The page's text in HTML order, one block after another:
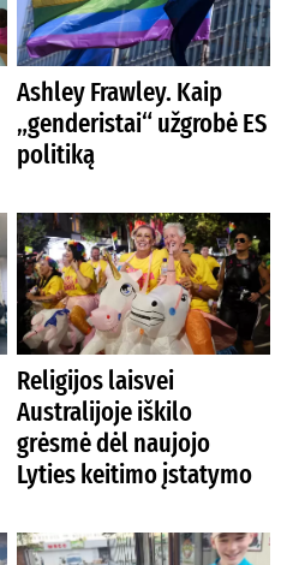
Ashley Frawley. Kaip
„genderistai“ užgrobė ES
politiką
Religijos laisvei
Australijoje iškilo
grėsmė dėl naujojo
Lyties keitimo įstatymo